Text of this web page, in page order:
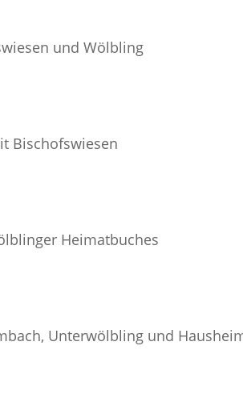
und Wölbling
Bischofswiesen
Heimatbuches
Unterwölbling und